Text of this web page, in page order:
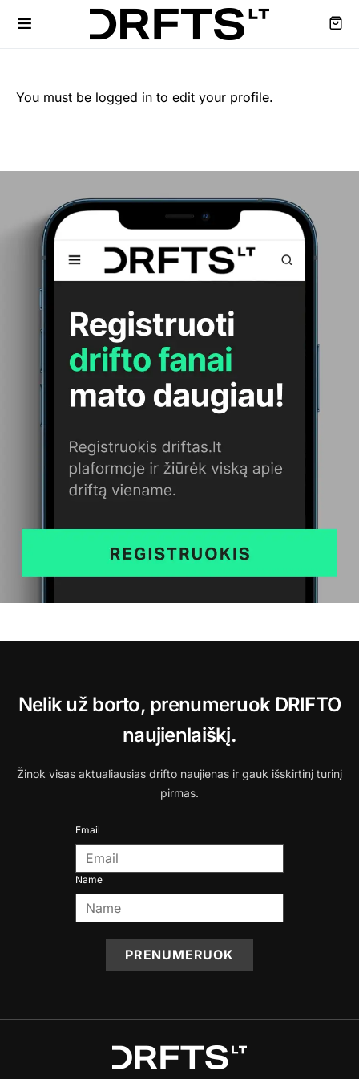
You must be logged in to edit your profile.
Nelik už borto, prenumeruok DRIFTO
naujienlaiškį.
Žinok visas aktualiausias drifto naujienas ir gauk išskirtinį turinį
pirmas.
Email
Name
PRENUMERUOK